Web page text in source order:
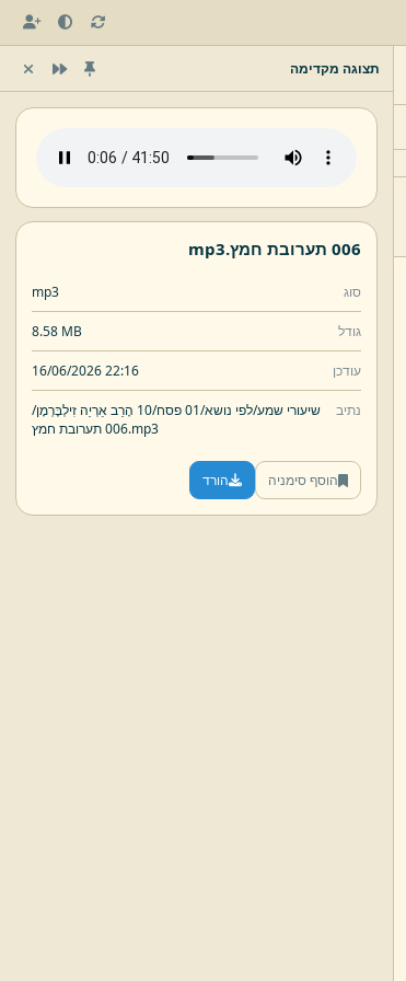
תצוגה מקדימה
006 תערובת חמץ. mp3
סוג mp3
גודל 8.58 MB
עודכן 16/06/2026 22:16
נתיב שיעורי שמע/לפי נושא/01 פסח/
10 הָרַב אַרְיֵה זִילְבֶּרְמָן/
006 תערובת חמץ.mp3
הוסף סימניה הורד